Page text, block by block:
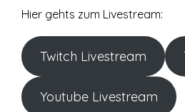
Hier gehts zum Livestream:
Twitch Livestream
Youtube Livestream